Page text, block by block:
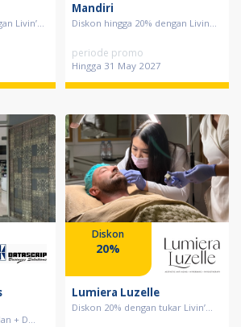
Livin’...
Mandiri
Diskon hingga 20% dengan Livin...
periode promo
Hingga 31 May 2027
+ D...
Diskon
20%
Lumiera Luzelle
Diskon 20% dengan tukar Livin’...